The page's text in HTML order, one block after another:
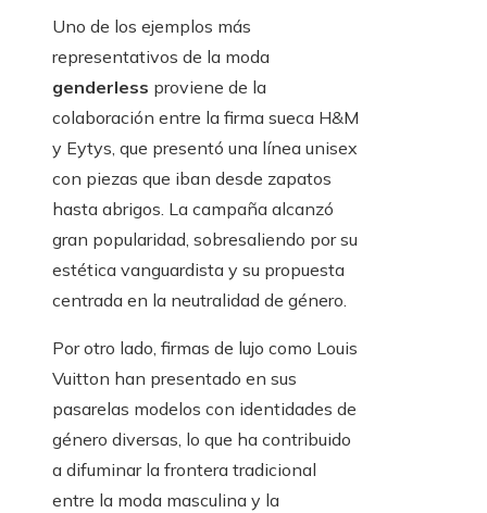
Uno de los ejemplos más
representativos de la moda
genderless proviene de la
colaboración entre la firma sueca H&M
y Eytys, que presentó una línea unisex
con piezas que iban desde zapatos
hasta abrigos. La campaña alcanzó
gran popularidad, sobresaliendo por su
estética vanguardista y su propuesta
centrada en la neutralidad de género.
Por otro lado, firmas de lujo como Louis
Vuitton han presentado en sus
pasarelas modelos con identidades de
género diversas, lo que ha contribuido
a difuminar la frontera tradicional
entre la moda masculina y la